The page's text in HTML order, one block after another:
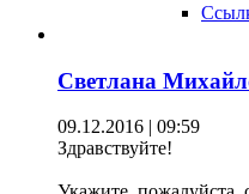
Светлана
09.12.2016 | 09:59
Здравствуйте!